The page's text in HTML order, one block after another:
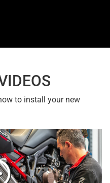
to install your new